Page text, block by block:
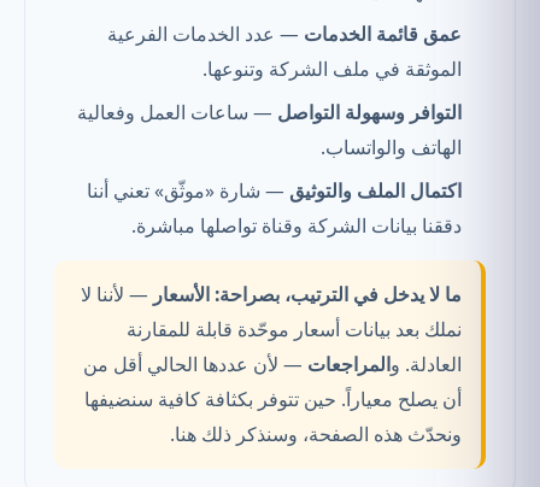
عمق قائمة الخدمات — عدد الخدمات الفرعية
الموثقة في ملف الشركة وتنوعها.
التوافر وسهولة التواصل — ساعات العمل وفعالية
الهاتف والواتساب.
اكتمال الملف والتوثيق — شارة «موثّق» تعني أننا
دققنا بيانات الشركة وقناة تواصلها مباشرة.
ما لا يدخل في الترتيب، بصراحة: الأسعار — لأننا لا
نملك بعد بيانات أسعار موحّدة قابلة للمقارنة
العادلة. والمراجعات — لأن عددها الحالي أقل من
أن يصلح معياراً. حين تتوفر بكثافة كافية سنضيفها
ونحدّث هذه الصفحة، وسنذكر ذلك هنا.